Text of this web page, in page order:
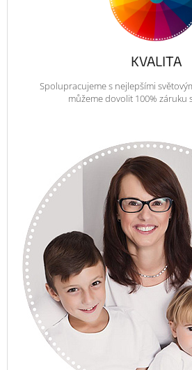
KVALITA
Spolupracujeme s nejlepšími
můžeme dovolit 100% záruku